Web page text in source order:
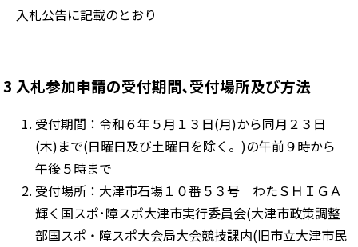
入札公告に記載のとおり
3 入札参加申請の受付期間､受付場所及び方法
受付期間：令和６年５月１３日(月)から同月２３日
(木)まで(日曜日及び土曜日を除く。)の午前９時から
午後５時まで
受付場所：大津市石場１０番５３号 わたＳＨＩＧＡ
輝く国スポ･障スポ大津市実行委員会(大津市政策調整
部国スポ・障スポ大会局大会競技課内(旧市立大津市民